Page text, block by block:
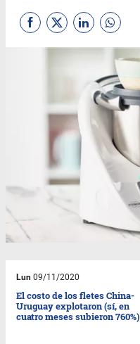
Lun 09/11/2020
El costo de los fletes China-
Uruguay explotaron (sí, en
cuatro meses subieron 760%)